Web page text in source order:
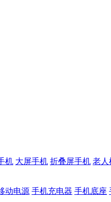
机 大屏手机 折叠屏手机 老人
动电源 手机充电器 手机底座